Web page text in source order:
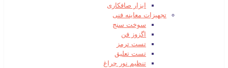
ابزار صافکاری
تجهیزات معاینه فنی
سوخت سنج
اگزوز فن
تست ترمز
تست تعلیق
تنظیم نور چراغ